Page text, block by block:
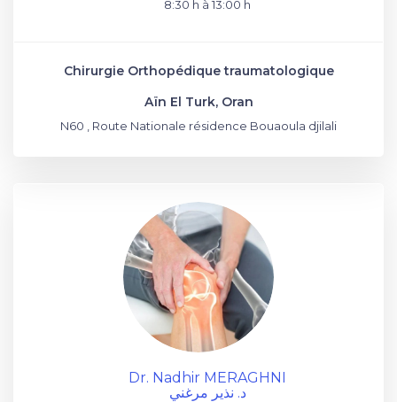
8:30 h à 13:00 h
Chirurgie Orthopédique traumatologique
Aïn El Turk, Oran
N60 , Route Nationale résidence Bouaoula djilali
Dr. Nadhir MERAGHNI
د. نذير مرغني